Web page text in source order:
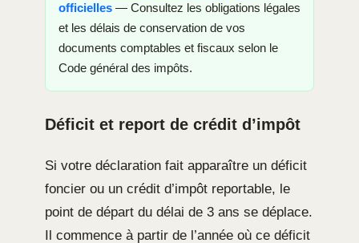
officielles — Consultez les obligations légales
et les délais de conservation de vos
documents comptables et fiscaux selon le
Code général des impôts.
Déficit et report de crédit d’impôt
Si votre déclaration fait apparaître un déficit
foncier ou un crédit d’impôt reportable, le
point de départ du délai de 3 ans se déplace.
Il commence à partir de l’année où ce déficit